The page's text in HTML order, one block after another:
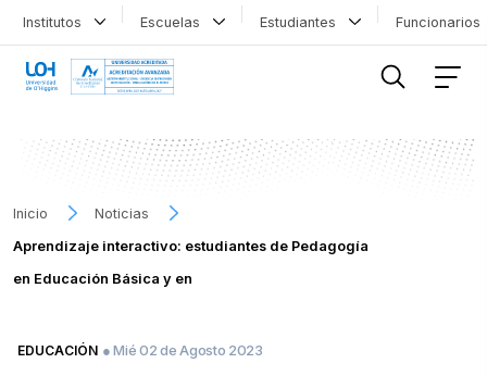
Institutos Escuelas Estudiantes
Inicio
Noticias
Aprendizaje interactivo: estudiantes de Pedagogía
en Educación Básica y en
EDUCACIÓN ● Mié 02 de Agosto 2023